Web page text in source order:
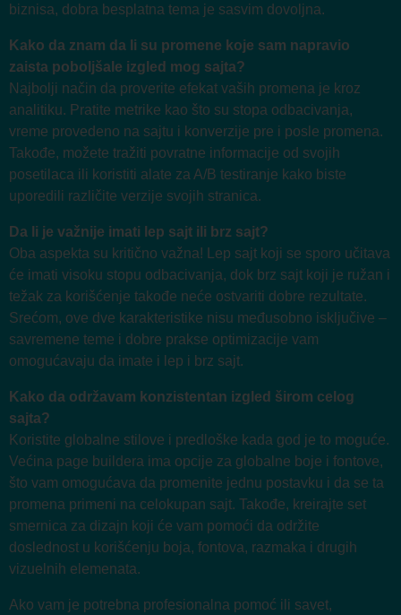
biznisa, dobra besplatna tema je sasvim dovoljna.
Kako da znam da li su promene koje sam napravio
zaista poboljšale izgled mog sajta?
Najbolji način da proverite efekat vaših promena je kroz
analitiku. Pratite metrike kao što su stopa odbacivanja,
vreme provedeno na sajtu i konverzije pre i posle promena.
Takođe, možete tražiti povratne informacije od svojih
posetilaca ili koristiti alate za A/B testiranje kako biste
uporedili različite verzije svojih stranica.
Da li je važnije imati lep sajt ili brz sajt?
Oba aspekta su kritično važna! Lep sajt koji se sporo učitava
će imati visoku stopu odbacivanja, dok brz sajt koji je ružan i
težak za korišćenje takođe neće ostvariti dobre rezultate.
Srećom, ove dve karakteristike nisu međusobno isključive –
savremene teme i dobre prakse optimizacije vam
omogućavaju da imate i lep i brz sajt.
Kako da održavam konzistentan izgled širom celog
sajta?
Koristite globalne stilove i predloške kada god je to moguće.
Većina page buildera ima opcije za globalne boje i fontove,
što vam omogućava da promenite jednu postavku i da se ta
promena primeni na celokupan sajt. Takođe, kreirajte set
smernica za dizajn koji će vam pomoći da održite
doslednost u korišćenju boja, fontova, razmaka i drugih
vizuelnih elemenata.
Ako vam je potrebna profesionalna pomoć ili savet,